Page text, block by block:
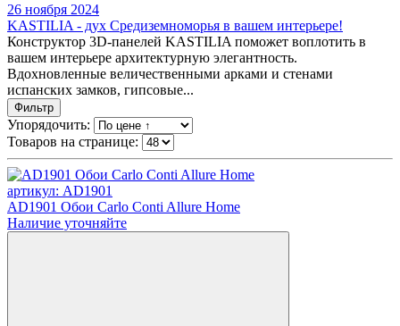
26 ноября 2024
KASTILIA - дух Средиземноморья в вашем интерьере!
Конструктор 3D-панелей KASTILIA поможет воплотить в
вашем интерьере архитектурную элегантность.
Вдохновленные величественными арками и стенами
испанских замков, гипсовые...
Фильтр
Упорядочить:
Товаров на странице:
артикул: AD1901
AD1901 Обои Carlo Conti Allure Home
Наличие уточняйте